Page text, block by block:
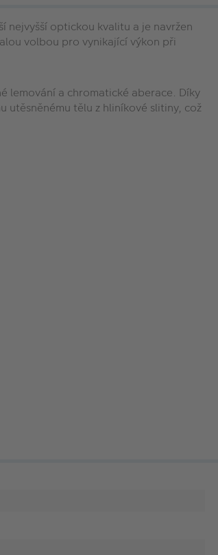
nejvyšší optickou kvalitu a je navržen
volbou pro vynikající výkon při
lemování a chromatické aberace. Díky
utěsněnému tělu z hliníkové slitiny, což